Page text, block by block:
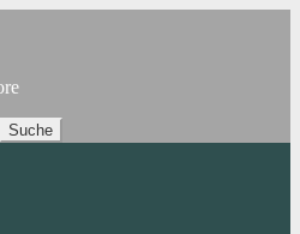
Suche